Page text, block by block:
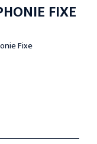
FIXE
Fixe